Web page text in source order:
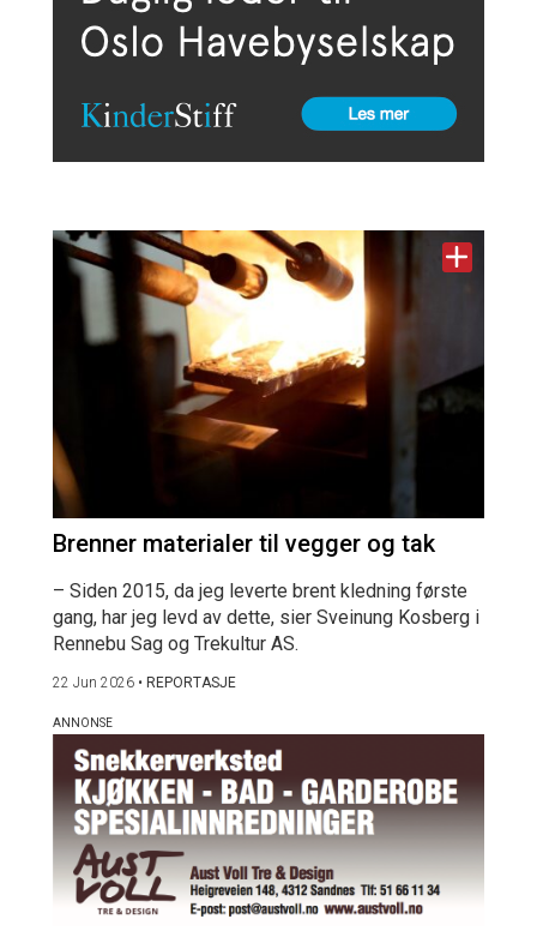
Brenner materialer til vegger og tak
– Siden 2015, da jeg leverte brent kledning første
gang, har jeg levd av dette, sier Sveinung Kosberg i
Rennebu Sag og Trekultur AS.
22 Jun 2026 • REPORTASJE